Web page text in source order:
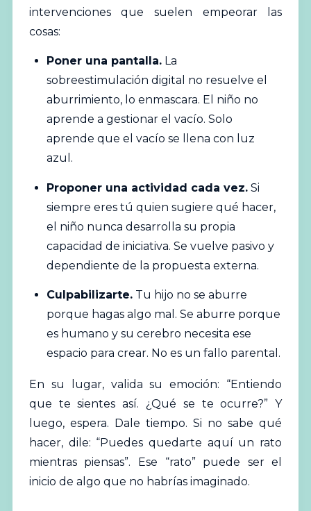
intervenciones que suelen empeorar las
cosas:
Poner una pantalla. La
sobreestimulación digital no resuelve el
aburrimiento, lo enmascara. El niño no
aprende a gestionar el vacío. Solo
aprende que el vacío se llena con luz
azul.
Proponer una actividad cada vez. Si
siempre eres tú quien sugiere qué hacer,
el niño nunca desarrolla su propia
capacidad de iniciativa. Se vuelve pasivo y
dependiente de la propuesta externa.
Culpabilizarte. Tu hijo no se aburre
porque hagas algo mal. Se aburre porque
es humano y su cerebro necesita ese
espacio para crear. No es un fallo parental.
En su lugar, valida su emoción: “Entiendo
que te sientes así. ¿Qué se te ocurre?” Y
luego, espera. Dale tiempo. Si no sabe qué
hacer, dile: “Puedes quedarte aquí un rato
mientras piensas”. Ese “rato” puede ser el
inicio de algo que no habrías imaginado.